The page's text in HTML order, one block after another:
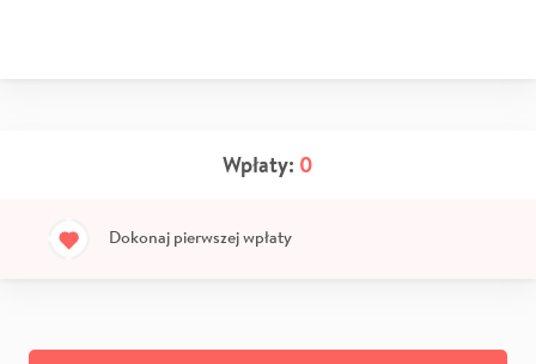
Wpłaty: 0
Dokonaj pierwszej wpłaty